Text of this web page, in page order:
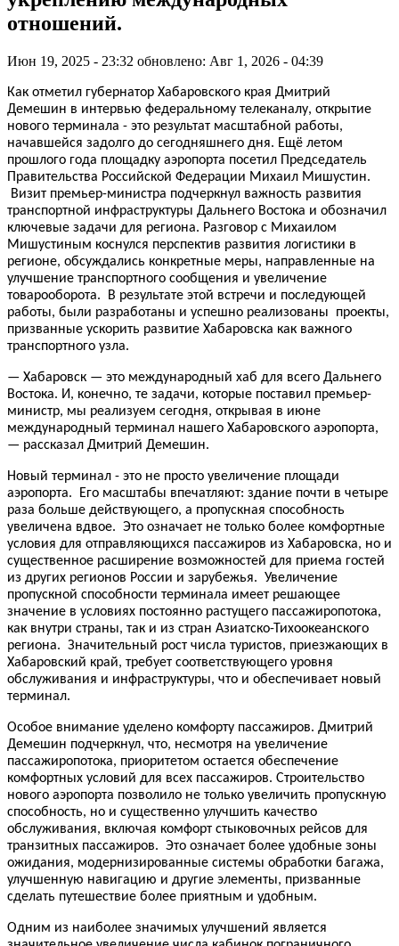
отношений.
Июн 19, 2025 - 23:32 обновлено: Авг 1, 2026 - 04:39
Как отметил губернатор Хабаровского края Дмитрий
Демешин в интервью федеральному телеканалу, открытие
нового терминала - это результат масштабной работы,
начавшейся задолго до сегодняшнего дня. Ещё летом
прошлого года площадку аэропорта посетил Председатель
Правительства Российской Федерации Михаил Мишустин.
Визит премьер-министра подчеркнул важность развития
транспортной инфраструктуры Дальнего Востока и обозначил
ключевые задачи для региона. Разговор с Михаилом
Мишустиным коснулся перспектив развития логистики в
регионе, обсуждались конкретные меры, направленные на
улучшение транспортного сообщения и увеличение
товарооборота. В результате этой встречи и последующей
работы, были разработаны и успешно реализованы проекты,
призванные ускорить развитие Хабаровска как важного
транспортного узла.
— Хабаровск — это международный хаб для всего Дальнего
Востока. И, конечно, те задачи, которые поставил премьер-
министр, мы реализуем сегодня, открывая в июне
международный терминал нашего Хабаровского аэропорта,
— рассказал Дмитрий Демешин.
Новый терминал - это не просто увеличение площади
аэропорта. Его масштабы впечатляют: здание почти в четыре
раза больше действующего, а пропускная способность
увеличена вдвое. Это означает не только более комфортные
условия для отправляющихся пассажиров из Хабаровска, но и
существенное расширение возможностей для приема гостей
из других регионов России и зарубежья. Увеличение
пропускной способности терминала имеет решающее
значение в условиях постоянно растущего пассажиропотока,
как внутри страны, так и из стран Азиатско-Тихоокеанского
региона. Значительный рост числа туристов, приезжающих в
Хабаровский край, требует соответствующего уровня
обслуживания и инфраструктуры, что и обеспечивает новый
терминал.
Особое внимание уделено комфорту пассажиров. Дмитрий
Демешин подчеркнул, что, несмотря на увеличение
пассажиропотока, приоритетом остается обеспечение
комфортных условий для всех пассажиров. Строительство
нового аэропорта позволило не только увеличить пропускную
способность, но и существенно улучшить качество
обслуживания, включая комфорт стыковочных рейсов для
транзитных пассажиров. Это означает более удобные зоны
ожидания, модернизированные системы обработки багажа,
улучшенную навигацию и другие элементы, призванные
сделать путешествие более приятным и удобным.
Одним из наиболее значимых улучшений является